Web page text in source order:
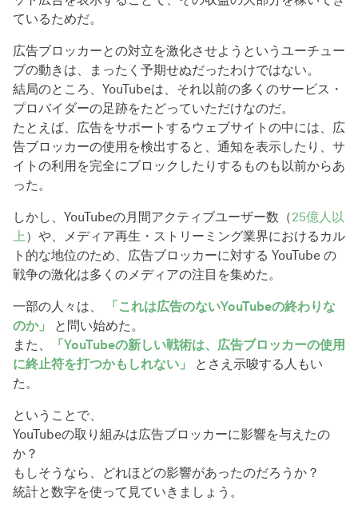
ているためだ。
広告ブロッカーとの対立を激化させようというユーチュー
ブの動きは、まったく予期せぬだったわけではない。
結局のところ、YouTubeは、それ以前の多くのサービス・
プロバイダーの足跡をたどっていただけなのだ。
たとえば、広告をサポートするウェブサイトの中には、広
告ブロッカーの使用を検出すると、通知を表示したり、サ
イトの利用を完全にブロックしたりするものも以前からあ
った。
しかし、YouTubeの月間アクティブユーザー数（25億人以
上）や、メディア再生・ストリーミング業界におけるカル
ト的な地位のため、広告ブロッカーに対する YouTube の
戦争の激化は多くのメディアの注目を集めた。
一部の人々は、
「これは広告のないYouTubeの終わりな
のか」
と問い始めた。
また、
「YouTubeの新しい戦術は、広告ブロッカーの使用
に終止符を打つかもしれない」
とさえ示唆する人もい
た。
ということで、
YouTubeの取り組みは広告ブロッカーに影響を与えたの
か？
もしそうなら、どれほどの影響があったのだろうか？
統計と数字を使って見ていきましょう。